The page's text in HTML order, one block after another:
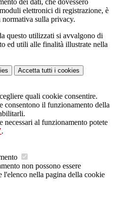
dei dati, che dovessero
elettronici di registrazione, è
sulla privacy.
questo utilizzati si avvalgono di
ed utili alle finalità illustrate nella
Accetta tutti i cookies
quali cookie consentire.
consentono il funzionamento della
necessari al funzionamento potete
.
non possono essere
l'elenco nella pagina della cookie